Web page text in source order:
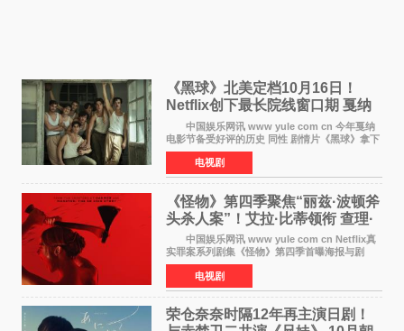
《黑球》北美定档10月16日！
Netflix创下最长院线窗口期 戛纳
最佳导演加持
中国娱乐网讯 www yule com cn 今年戛纳
电影节备受好评的历史 同性 剧情片《黑球》拿下
Netflix美国发行电影的最长院线放映期——该片
最新定档今年10月16日美国影院上映（此前定档
11月6日，如
电视剧
《怪物》第四季聚焦“丽兹·波顿斧
头杀人案”！艾拉·比蒂领衔 查理·
汉纳姆、莎拉·保
中国娱乐网讯 www yule com cn Netflix真
实罪案系列剧集《怪物》第四季首曝海报与剧
照，聚焦鹅妈妈童谣亦有记载的著名血腥杀人案
——丽兹·波顿砍死生父与继母案。 本季由艾
拉·比蒂饰
电视剧
荣仓奈奈时隔12年再主演日剧！